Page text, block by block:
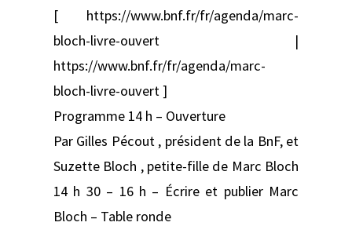
[ https://www.bnf.fr/fr/agenda/marc-
bloch-livre-ouvert |
https://www.bnf.fr/fr/agenda/marc-
bloch-livre-ouvert ]
Programme 14 h – Ouverture
Par Gilles Pécout , président de la BnF, et
Suzette Bloch , petite-fille de Marc Bloch
14 h 30 – 16 h – Écrire et publier Marc
Bloch – Table ronde